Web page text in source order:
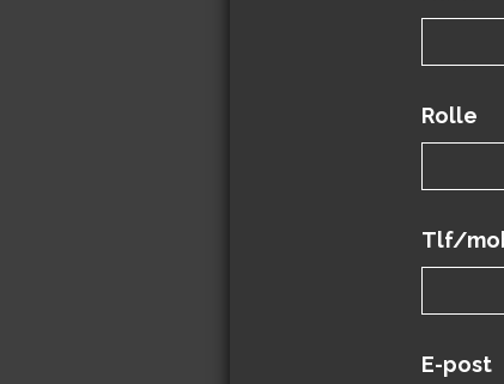
Rolle
Tlf/
E-post